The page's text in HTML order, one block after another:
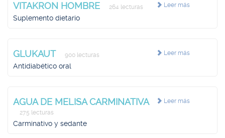
Leer más
VITAKRON HOMBRE 264 lecturas
Suplemento dietario
Leer más
GLUKAUT 900 lecturas
Antidiabético oral
Leer más
AGUA DE MELISA CARMINATIVA
275 lecturas
Carminativo y sedante